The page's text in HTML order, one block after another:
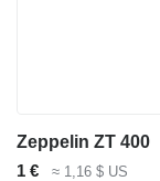
Zeppelin ZT 400
1 €
≈ 1,16 $ US